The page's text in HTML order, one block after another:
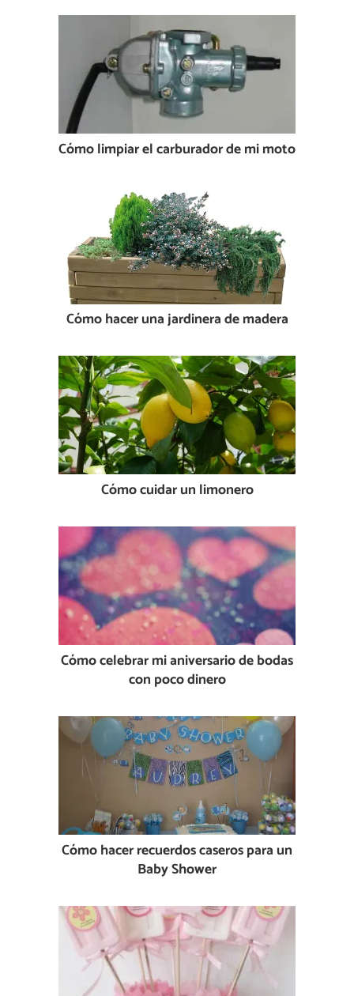
Cómo limpiar el carburador de mi moto
Cómo hacer una jardinera de madera
Cómo cuidar un limonero
Cómo celebrar mi aniversario de bodas
con poco dinero
Cómo hacer recuerdos caseros para un
Baby Shower